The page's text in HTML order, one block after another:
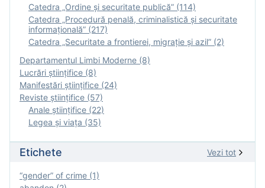
Catedra „Ordine și securitate publică” (114)
Catedra „Procedură penală, criminalistică și securitate
informațională” (217)
Catedra „Securitate a frontierei, migrație și azil” (2)
Departamentul Limbi Moderne (8)
Lucrări științifice (8)
Manifestări ştiinţifice (24)
Reviste ştiinţifice (57)
Anale ştiinţifice (22)
Legea şi viaţa (35)
Etichete Vezi tot
“gender” of crime (1)